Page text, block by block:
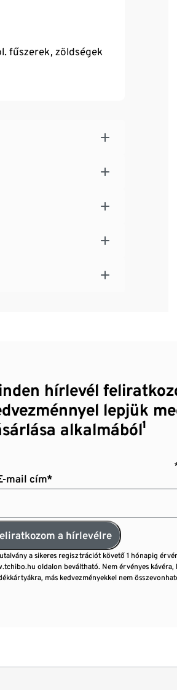
fűszerek, zöldségek
hírlevél
lepjük
alkalmából¹
mail cím*
a hírlevélre
a sikeres regisztrációt követő 1 hónapig
oldalon beváltható. Nem érvényes kávéra,
más kedvezményekkel nem